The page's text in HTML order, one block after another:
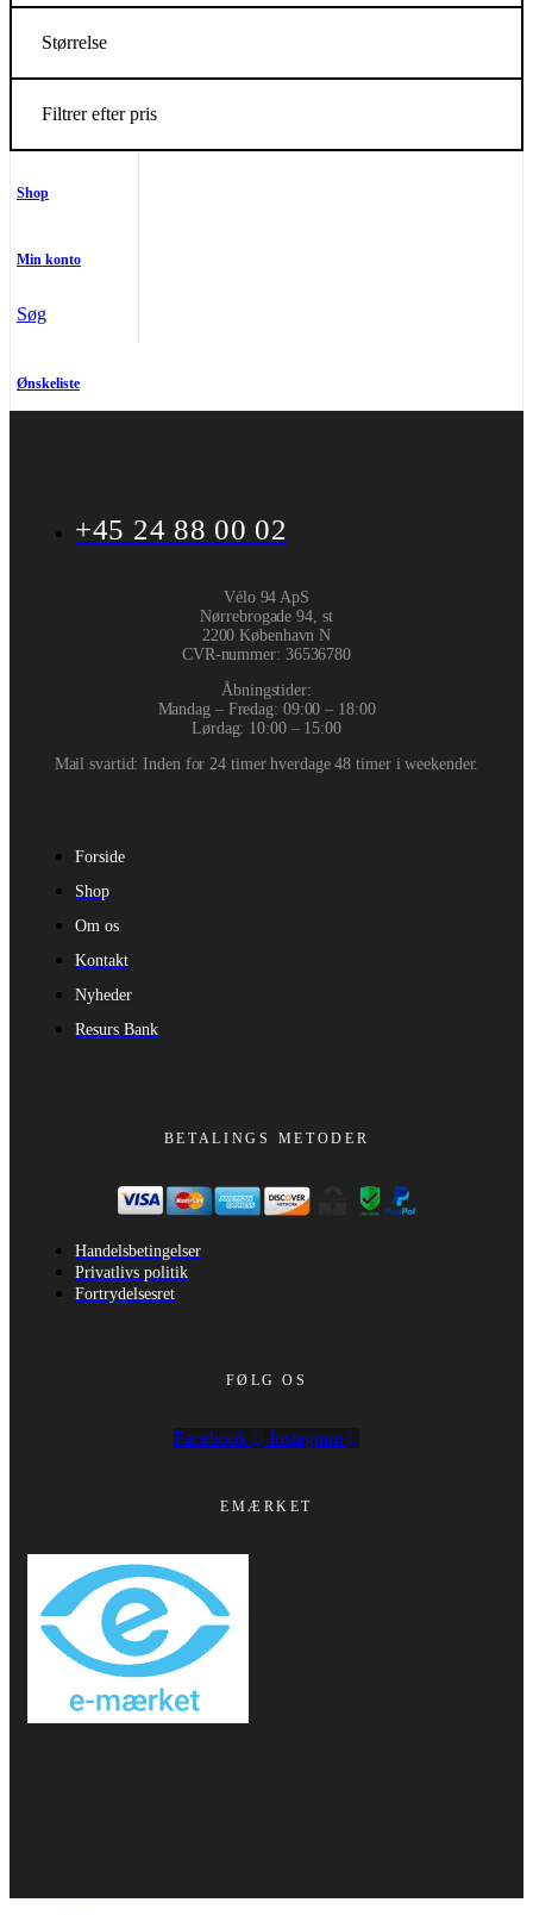
Størrelse
Filtrer efter pris
Shop
Min konto
Søg
Ønskeliste
+45 24 88 00 02
Vélo 94 ApS
Nørrebrogade 94, st
2200 København N
CVR-nummer: 36536780
Åbningstider:
Mandag – Fredag: 09:00 – 18:00
Lørdag: 10:00 – 15:00
Mail svartid: Inden for 24 timer hverdage 48 timer i weekender.
Forside
Shop
Om os
Kontakt
Nyheder
Resurs Bank
BETALINGS METODER
Handelsbetingelser
Privatlivs politik
Fortrydelsesret
FØLG OS
Facebook Instagram
EMÆRKET